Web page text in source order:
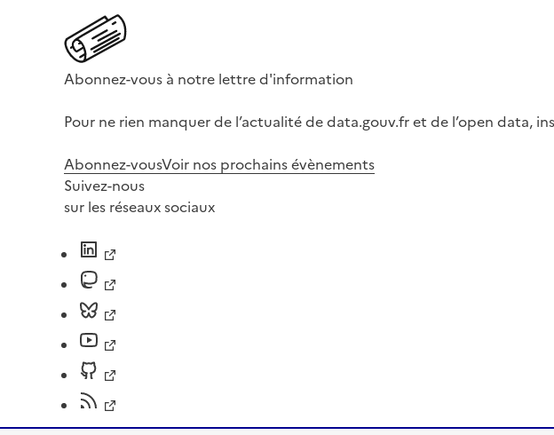
Abonnez-vous à notre lettre d'information
Pour ne rien manquer de l’actualité de data.gouv.fr et de l’open data,
Abonnez-vousVoir nos prochains évènements
Suivez-nous
sur les réseaux sociaux